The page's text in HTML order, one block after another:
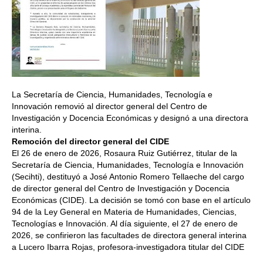
La Secretaría de Ciencia, Humanidades, Tecnología e
Innovación removió al director general del Centro de
Investigación y Docencia Económicas y designó a una directora
interina.
Remoción del director general del CIDE
El 26 de enero de 2026, Rosaura Ruiz Gutiérrez, titular de la
Secretaría de Ciencia, Humanidades, Tecnología e Innovación
(Secihti), destituyó a José Antonio Romero Tellaeche del cargo
de director general del Centro de Investigación y Docencia
Económicas (CIDE). La decisión se tomó con base en el artículo
94 de la Ley General en Materia de Humanidades, Ciencias,
Tecnologías e Innovación. Al día siguiente, el 27 de enero de
2026, se confirieron las facultades de directora general interina
a Lucero Ibarra Rojas, profesora-investigadora titular del CIDE